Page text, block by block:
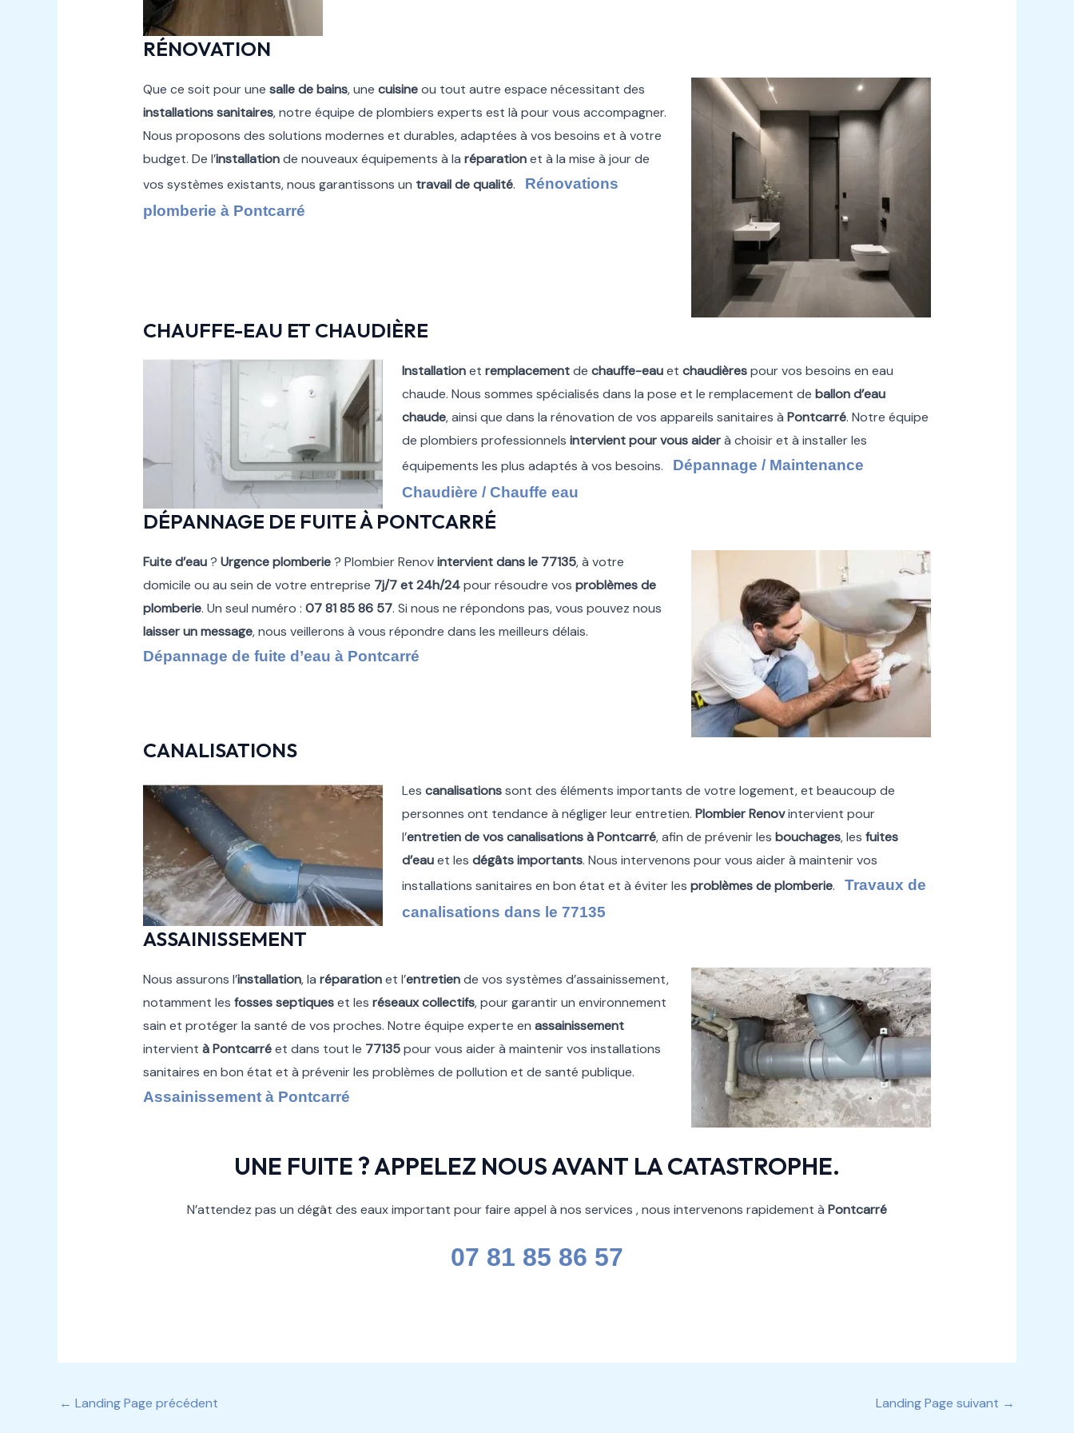
RÉNOVATION
Que ce soit pour une salle de bains, une cuisineou tout autre espace nécessitant des
installations sanitaires, notre équipe de plombiers experts est là pour vous accompagner.
Nous proposons des solutions modernes et durables, adaptées à vos besoins et à votre
budget. De l’installationde nouveaux équipements à la réparationet à la mise à jour de
vos systèmes existants, nous garantissons un travail de qualité. Rénovations
plomberie à Pontcarré
CHAUFFE-EAU ET CHAUDIÈRE
Installationet remplacementde chauffe-eauet chaudièrespour vos besoins en eau
chaude. Nous sommes spécialisés dans la pose et le remplacement de ballon d’eau
chaude, ainsi que dans la rénovation de vos appareils sanitaires à Pontcarré. Notre équipe
de plombiers professionnels intervient pour vous aiderà choisir et à installer les
équipements les plus adaptés à vos besoins. Dépannage / Maintenance
Chaudière / Chauffe eau
DÉPANNAGE DE FUITE À PONTCARRÉ
Fuite d’eau? Urgence plomberie? Plombier Renovintervient dans le 77135, à votre
domicile ou au sein de votre entreprise 7j/7 et 24h/24pour résoudre vos problèmes de
plomberie. Un seul numéro : 07 81 85 86 57. Si nous ne répondons pas, vous pouvez nous
laisser un message, nous veillerons à vous répondre dans les meilleurs délais.
Dépannage de fuite d’eau à Pontcarré
CANALISATIONS
Les canalisationssont des éléments importants de votre logement, et beaucoup de
personnes ont tendance à négliger leur entretien. Plombier Renovintervient pour
l’entretien de vos canalisations à Pontcarré, afin de prévenir les bouchages, les fuites
d’eauet les dégâts importants. Nous intervenons pour vous aider à maintenir vos
installations sanitaires en bon état et à éviter les problèmes de plomberie. Travaux de
canalisations dans le 77135
ASSAINISSEMENT
Nous assurons l’installation, la réparationet l’entretiende vos systèmes d’assainissement,
notamment les fosses septiqueset les réseaux collectifs, pour garantir un environnement
sain et protéger la santé de vos proches. Notre équipe experte en assainissement
intervient à Pontcarréet dans tout le 77135pour vous aider à maintenir vos installations
sanitaires en bon état et à prévenir les problèmes de pollution et de santé publique.
Assainissement à Pontcarré
UNE FUITE ? APPELEZ NOUS AVANT LA CATASTROPHE.
N’attendez pas un dégât des eaux important pour faire appel à nos services , nous intervenons rapidement à Pontcarré
07 81 85 86 57
← Landing Page précédent Landing Page suivant →